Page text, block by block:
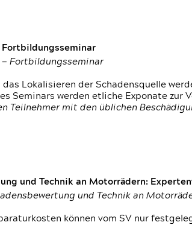
Fortbildungsseminar
— Fortbildungsseminar
Lokalisieren der Schadensquelle
Seminars werden etliche Exponate
Teilnehmer mit den üblichen
und Technik an Motorrädern:
und Technik an
können vom SV nur